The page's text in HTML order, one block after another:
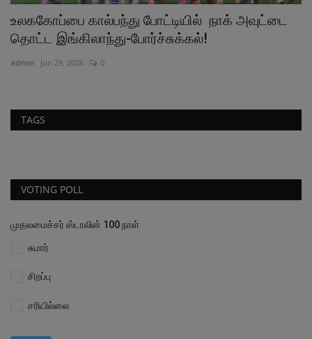
உலககோப்பை கால்பந்து போட்டியில் நாக் அவுட்டை
தொட்ட இங்கிலாந்து-போர்ச்சுக்கல்!
admin Jun 29, 2026 0
TAGS
VOTING POLL
முதலமைச்சர் ஸ்டாலின் 100 நாள்
சுமார்
சிறப்பு
சரியில்லை